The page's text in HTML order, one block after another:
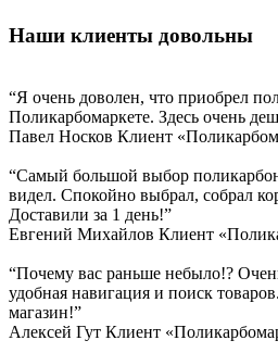
Наши клиенты довольны
“Я очень доволен, что приобрел
Поликарбомаркете. Здесь очень
Павел Носков Клиент
“Самый большой выбор
видел. Спокойно выбрал, собрал
Доставили за 1 день!”
Евгений Михайлов Клиент
“Почему вас раньше небыло!?
удобная навигация и поиск
магазин!”
Алексей Гут Клиент